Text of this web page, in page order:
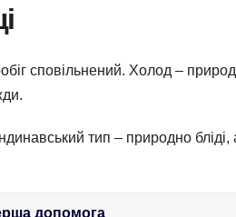
сповільнений. Холод –
тип – природно бліді,
допомога